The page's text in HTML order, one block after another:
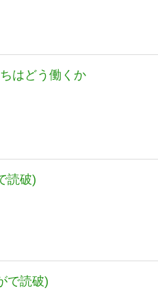
はどう働くか
読破)
で読破)